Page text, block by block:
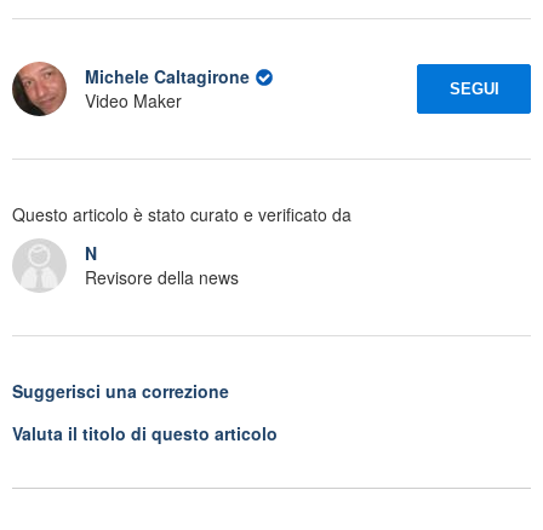
Michele Caltagirone
Video Maker
SEGUI
Questo articolo è stato curato e verificato da
N
Revisore della news
Suggerisci una correzione
Valuta il titolo di questo articolo